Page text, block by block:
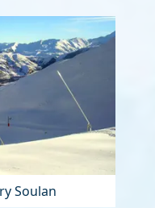
Soulan